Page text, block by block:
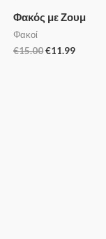
Φακός με Ζουμ
Φακοί
€15.00€11.99